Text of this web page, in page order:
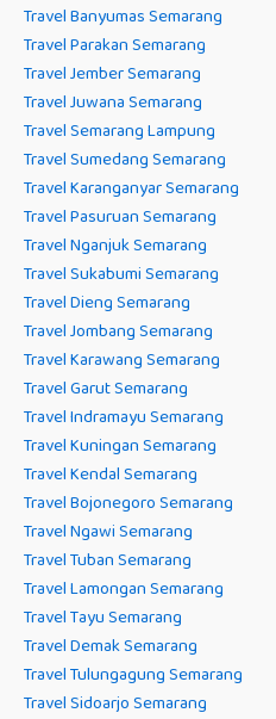
Travel Banyumas Semarang
Travel Parakan Semarang
Travel Jember Semarang
Travel Juwana Semarang
Travel Semarang Lampung
Travel Sumedang Semarang
Travel Karanganyar Semarang
Travel Pasuruan Semarang
Travel Nganjuk Semarang
Travel Sukabumi Semarang
Travel Dieng Semarang
Travel Jombang Semarang
Travel Karawang Semarang
Travel Garut Semarang
Travel Indramayu Semarang
Travel Kuningan Semarang
Travel Kendal Semarang
Travel Bojonegoro Semarang
Travel Ngawi Semarang
Travel Tuban Semarang
Travel Lamongan Semarang
Travel Tayu Semarang
Travel Demak Semarang
Travel Tulungagung Semarang
Travel Sidoarjo Semarang